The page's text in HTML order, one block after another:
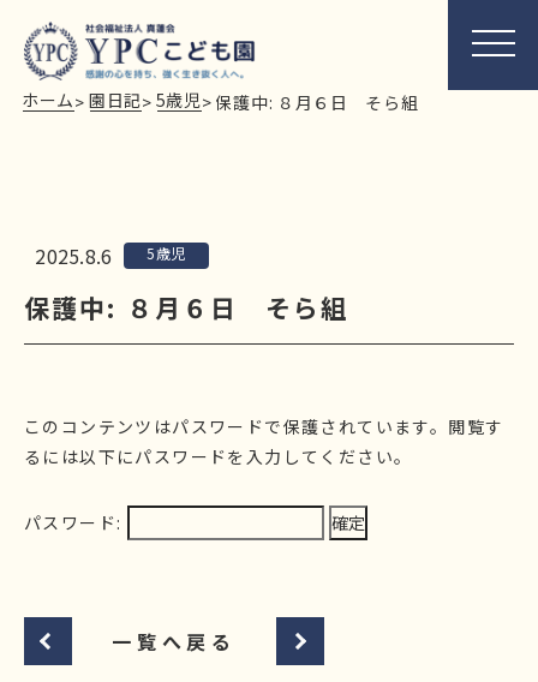
ホーム> 園日記> 5歳児> 保護中: ８月６日 そら組
2025.8.6 5歳児
保護中: ８月６日 そら組
このコンテンツはパスワードで保護されています。閲覧す
るには以下にパスワードを入力してください。
パスワード:
一覧へ戻る